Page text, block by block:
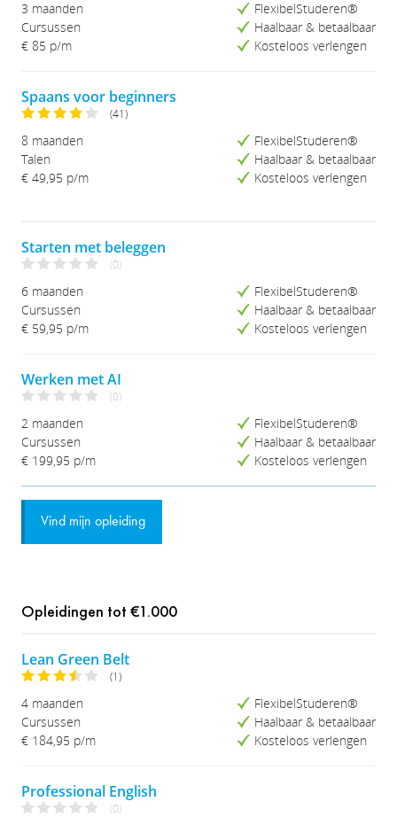
3 maanden
Cursussen
€ 85 p/m
FlexibelStuderen®
Haalbaar & betaalbaar
Kosteloos verlengen
Spaans voor beginners
(41)
8 maanden
Talen
€ 49,95 p/m
FlexibelStuderen®
Haalbaar & betaalbaar
Kosteloos verlengen
Starten met beleggen
(0)
6 maanden
Cursussen
€ 59,95 p/m
FlexibelStuderen®
Haalbaar & betaalbaar
Kosteloos verlengen
Werken met AI
(0)
2 maanden
Cursussen
€ 199,95 p/m
FlexibelStuderen®
Haalbaar & betaalbaar
Kosteloos verlengen
Vind mijn opleiding
Opleidingen tot €1.000
Lean Green Belt
(1)
4 maanden
Cursussen
€ 184,95 p/m
FlexibelStuderen®
Haalbaar & betaalbaar
Kosteloos verlengen
Professional English
(0)